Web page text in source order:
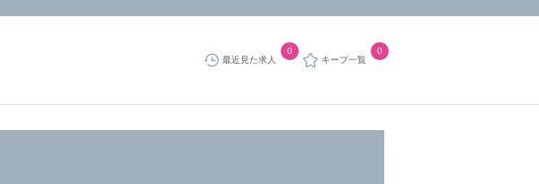
最近見た求人
0
キープ一覧
0